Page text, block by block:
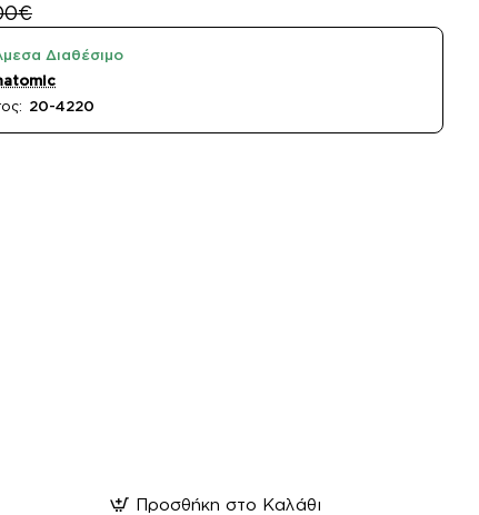
Διαθέσιμο
20-4220
Προσθήκη στο Καλάθι